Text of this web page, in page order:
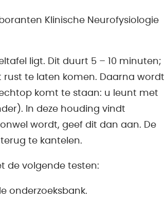
Klinische Neurofysiologie
ligt. Dit duurt 5 – 10 minuten;
te laten komen. Daarna wordt
komt te staan: u leunt met
In deze houding vindt
wordt, geef dit dan aan. De
te kantelen.
de volgende testen:
onderzoeksbank.